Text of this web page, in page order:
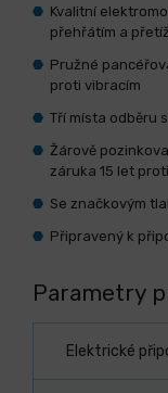
Kvalitní
přehřátím a
Pružné
proti vibracím
Tří místa odběru
Žárově
záruka 15 let
Se značkovým
Připravený k
Parametry
Elektrické